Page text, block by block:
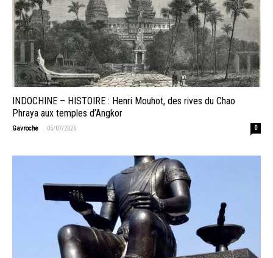
INDOCHINE – HISTOIRE : Henri Mouhot, des rives du Chao
Phraya aux temples d’Angkor
Gavroche - 05/07/2026 0